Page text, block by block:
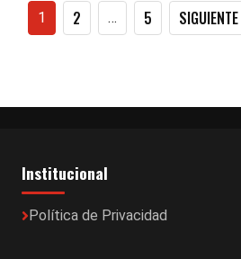
Paginación
1 2 … 5 SIGUIENTE
Institucional
Política de Privacidad